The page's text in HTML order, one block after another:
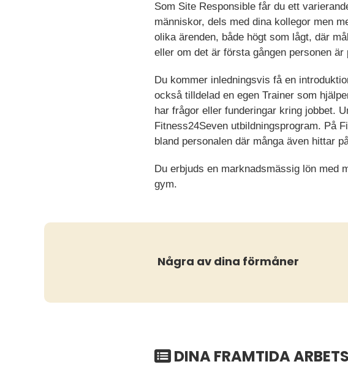
Som Site Responsible får du ett
människor, dels med dina kollegor men
olika ärenden, både högt som lågt, där
eller om det är första gången personen är
Du kommer inledningsvis få en
också tilldelad en egen Trainer som
har frågor eller funderingar kring jobbet.
Fitness24Seven utbildningsprogram. På
bland personalen där många även hittar
Du erbjuds en marknadsmässig lön med
gym.
Några av dina förmåner
DINA FRAMTIDA